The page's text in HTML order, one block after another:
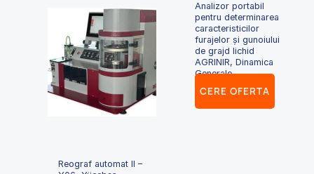
Reograf automat II –
Analizor portabil
pentru determinarea
caracteristicilor
furajelor și gunoiului
de grajd lichid
AGRINIR, Dinamica
Generale
CERE OFERTA